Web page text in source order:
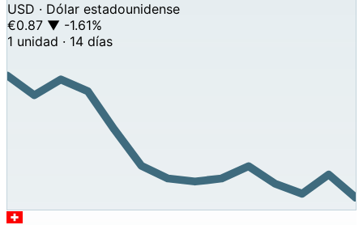
USD · Dólar estadounidense
€0.87 ▼ -1.61%
1 unidad · 14 días